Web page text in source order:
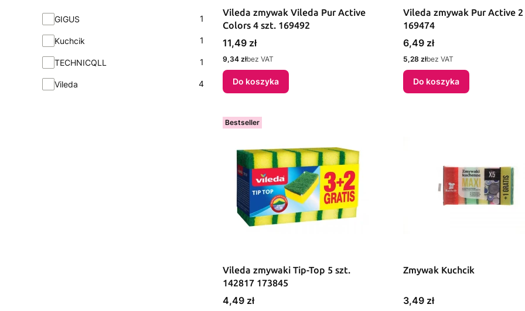
Marka
GIGUS 1
Kuchcik 1
TECHNICQLL 1
Vileda 4
Vileda zmywak Vileda Pur Active
Colors 4 szt. 169492
Cena
11,49 zł
Cena
9,34 złbez VAT
Do koszyka
Vileda zmywak Pur Active 2
169474
Cena
6,49 zł
Cena
5,28 złbez VAT
Do koszyka
Bestseller
Vileda zmywaki Tip-Top 5 szt.
142817 173845
Cena
4,49 zł
Zmywak Kuchcik
Cena
3,49 zł